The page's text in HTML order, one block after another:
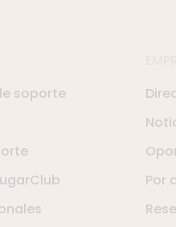
soporte
Por